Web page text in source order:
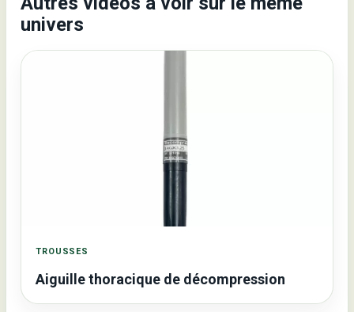
univers
TROUSSES
Aiguille thoracique de décompression